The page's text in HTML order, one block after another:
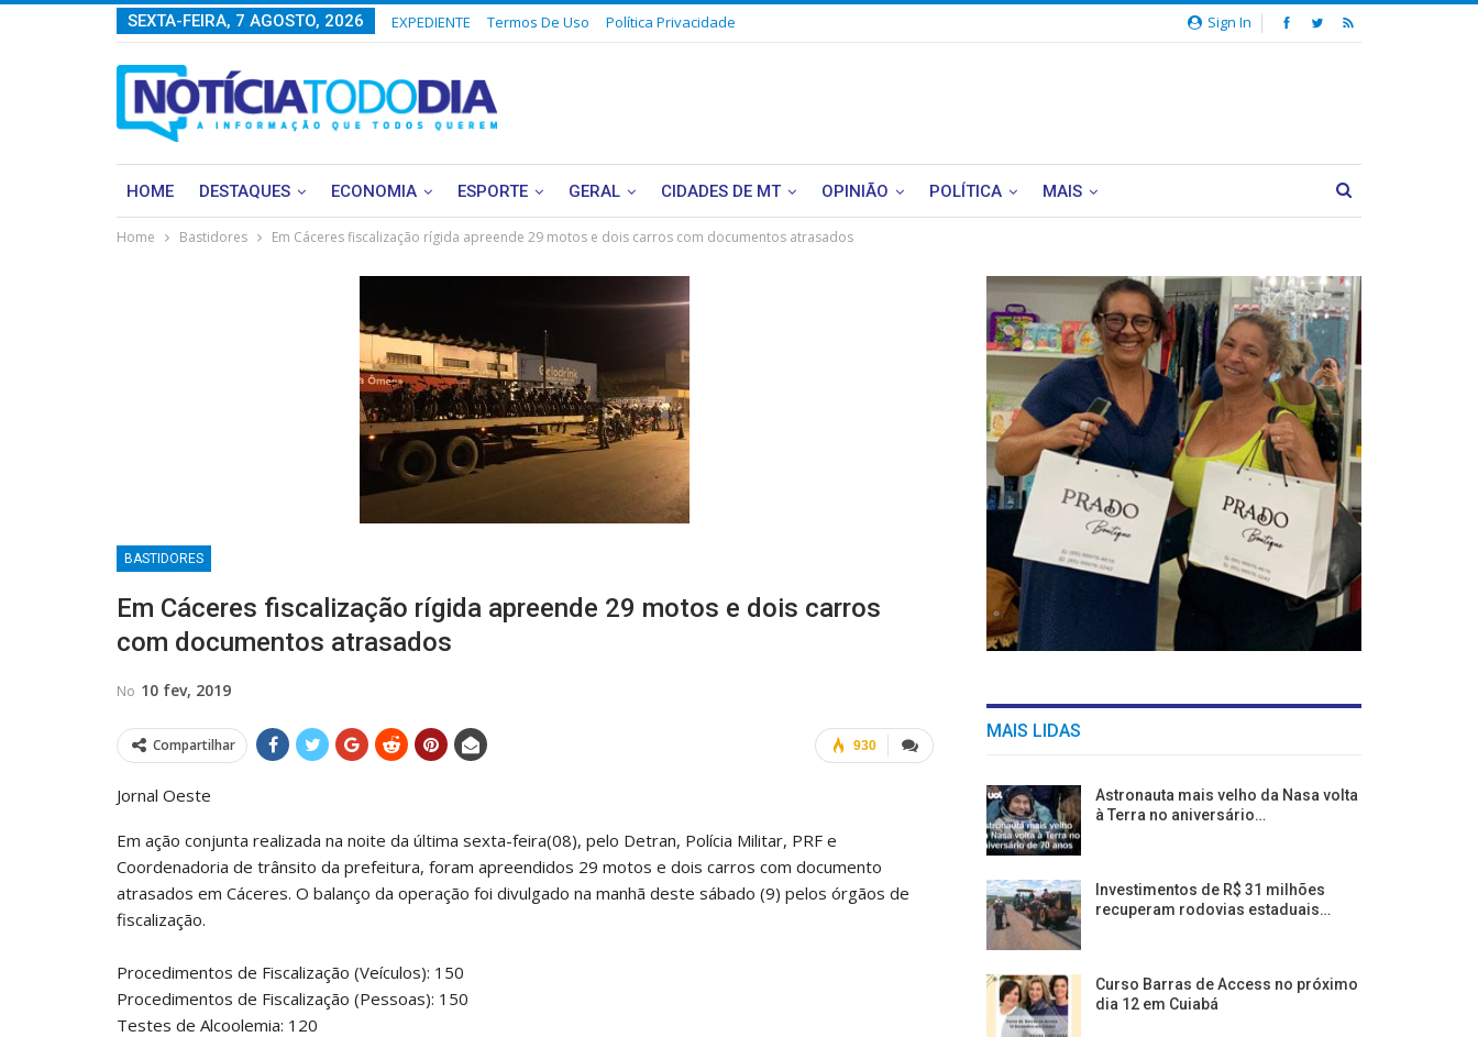
Sign In
SEXTA-FEIRA, 7 AGOSTO, 2026 EXPEDIENTE Termos De Uso Política Privacidade
HOME DESTAQUES ECONOMIA ESPORTE GERAL CIDADES DE MT OPINIÃO POLÍTICA MAIS
Home Bastidores Em Cáceres fiscalização rígida apreende 29 motos e dois carros com documentos atrasados
BASTIDORES
Em Cáceres fiscalização rígida apreende 29 motos e dois carros
com documentos atrasados
No 10 fev, 2019
930
Compartilhar
Jornal Oeste
Em ação conjunta realizada na noite da última sexta-feira(08), pelo Detran, Polícia Militar, PRF e
Coordenadoria de trânsito da prefeitura, foram apreendidos 29 motos e dois carros com documento
atrasados em Cáceres. O balanço da operação foi divulgado na manhã deste sábado (9) pelos órgãos de
fiscalização.
Procedimentos de Fiscalização (Veículos): 150
Procedimentos de Fiscalização (Pessoas): 150
Testes de Alcoolemia: 120
MAIS LIDAS
Astronauta mais velho da Nasa volta
à Terra no aniversário…
Investimentos de R$ 31 milhões
recuperam rodovias estaduais…
Curso Barras de Access no próximo
dia 12 em Cuiabá